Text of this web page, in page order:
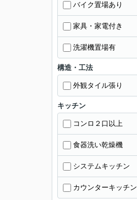
バイク置場あり
家具・家電付き
洗濯機置場有
構造・工法
外観タイル張り
キッチン
コンロ２口以上
食器洗い乾燥機
システムキッチン
カウンターキッチン